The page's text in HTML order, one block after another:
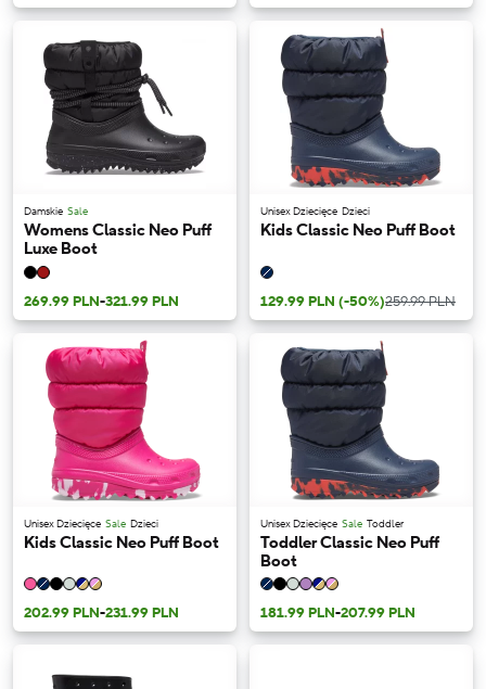
Damskie Sale
Womens Classic Neo Puff
Luxe Boot
269.99 PLN-321.99 PLN
Unisex Dziecięce Dzieci
Kids Classic Neo Puff Boot
129.99 PLN (-50%)259.99 PLN
Unisex Dziecięce Sale Dzieci
Kids Classic Neo Puff Boot
202.99 PLN-231.99 PLN
Unisex Dziecięce Sale Toddler
Toddler Classic Neo Puff
Boot
181.99 PLN-207.99 PLN